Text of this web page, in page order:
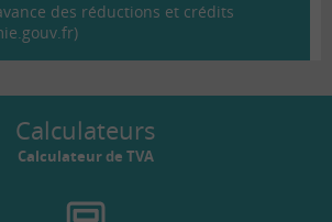
des réductions et crédits
Calculateurs
Calculateur de TVA